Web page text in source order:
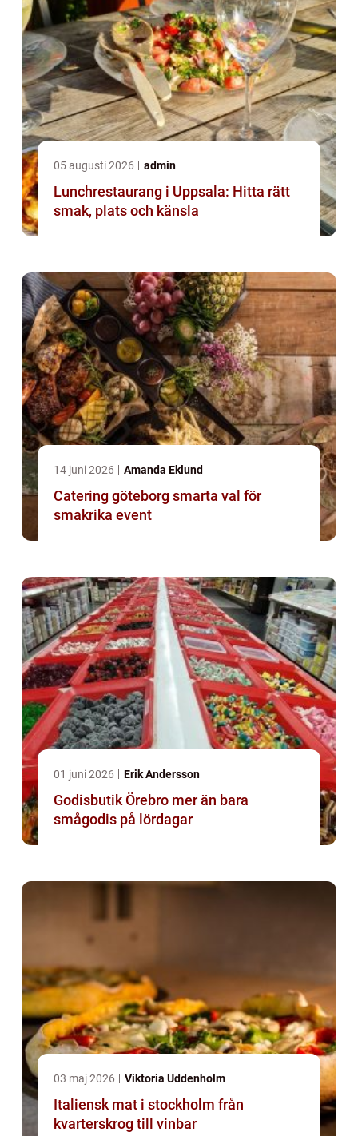
05 augusti 2026 admin
Lunchrestaurang i Uppsala: Hitta rätt
smak, plats och känsla
14 juni 2026 Amanda Eklund
Catering göteborg smarta val för
smakrika event
01 juni 2026 Erik Andersson
Godisbutik Örebro mer än bara
smågodis på lördagar
03 maj 2026 Viktoria Uddenholm
Italiensk mat i stockholm från
kvarterskrog till vinbar